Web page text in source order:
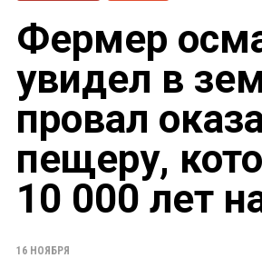
Фермер
увидел в
провал
пещеру,
10 000 лет
16 НОЯБРЯ